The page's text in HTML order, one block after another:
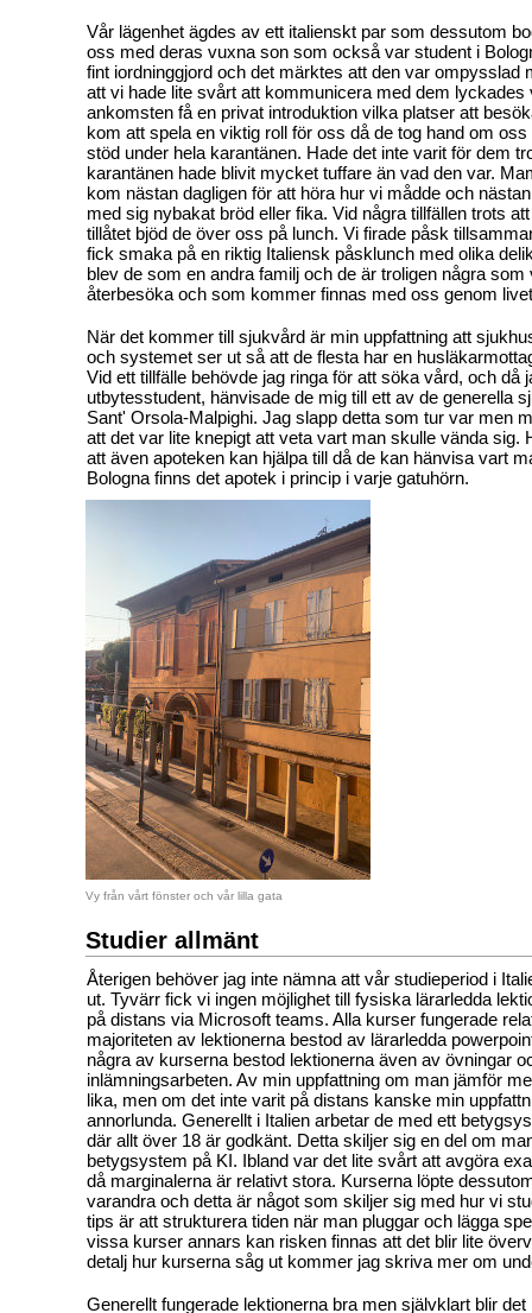
Vår lägenhet ägdes av ett italienskt par som dessutom
oss med deras vuxna son som också var student i
fint iordninggjord och det märktes att den var ompysslad
att vi hade lite svårt att kommunicera med dem lyckades
ankomsten få en privat introduktion vilka platser att
kom att spela en viktig roll för oss då de tog hand om
stöd under hela karantänen. Hade det inte varit för dem
karantänen hade blivit mycket tuffare än vad den var.
kom nästan dagligen för att höra hur vi mådde och
med sig nybakat bröd eller fika. Vid några tillfällen trots
tillåtet bjöd de över oss på lunch. Vi firade påsk
fick smaka på en riktig Italiensk påsklunch med olika
blev de som en andra familj och de är troligen några
återbesöka och som kommer finnas med oss genom
När det kommer till sjukvård är min uppfattning att
och systemet ser ut så att de flesta har en
Vid ett tillfälle behövde jag ringa för att söka vård, och då
utbytesstudent, hänvisade de mig till ett av de generella
Sant' Orsola-Malpighi. Jag slapp detta som tur var men
att det var lite knepigt att veta vart man skulle vända sig.
att även apoteken kan hjälpa till då de kan hänvisa vart
Bologna finns det apotek i princip i varje gatuhörn.
Vy från vårt fönster och vår lilla gata
Studier allmänt
Återigen behöver jag inte nämna att vår studieperiod i
ut. Tyvärr fick vi ingen möjlighet till fysiska lärarledda
på distans via Microsoft teams. Alla kurser fungerade
majoriteten av lektionerna bestod av lärarledda
några av kurserna bestod lektionerna även av övningar
inlämningsarbeten. Av min uppfattning om man jämför
lika, men om det inte varit på distans kanske min
annorlunda. Generellt i Italien arbetar de med ett
där allt över 18 är godkänt. Detta skiljer sig en del om
betygsystem på KI. Ibland var det lite svårt att avgöra
då marginalerna är relativt stora. Kurserna löpte
varandra och detta är något som skiljer sig med hur vi
tips är att strukturera tiden när man pluggar och lägga
vissa kurser annars kan risken finnas att det blir lite
detalj hur kurserna såg ut kommer jag skriva mer om
Generellt fungerade lektionerna bra men självklart blir